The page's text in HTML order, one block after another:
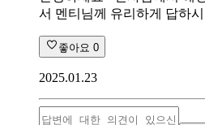
서 멘티님께 유리하게 답하
좋아요 0
2025.01.23